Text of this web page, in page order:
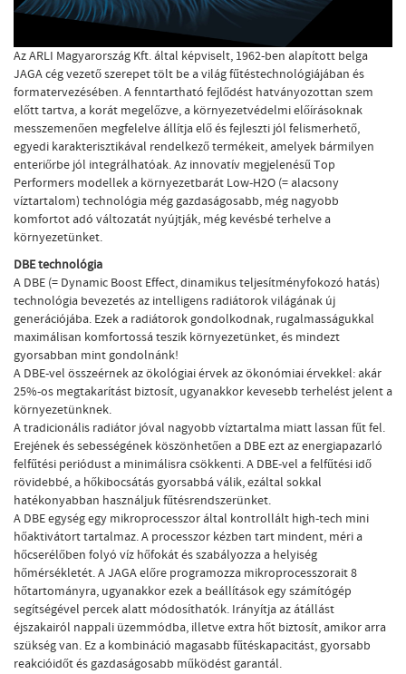
Az ARLI Magyarország Kft. által képviselt, 1962-ben alapított belga
JAGA cég vezető szerepet tölt be a világ fűtéstechnológiájában és
formatervezésében. A fenntartható fejlődést hatványozottan szem
előtt tartva, a korát megelőzve, a környezetvédelmi előírásoknak
messzemenően megfelelve állítja elő és fejleszti jól felismerhető,
egyedi karakterisztikával rendelkező termékeit, amelyek bármilyen
enteriőrbe jól integrálhatóak. Az innovatív megjelenésű Top
Performers modellek a környezetbarát Low-H2O (= alacsony
víztartalom) technológia még gazdaságosabb, még nagyobb
komfortot adó változatát nyújtják, még kevésbé terhelve a
környezetünket.
DBE technológia
A DBE (= Dynamic Boost Effect, dinamikus teljesítményfokozó hatás)
technológia bevezetés az intelligens radiátorok világának új
generációjába. Ezek a radiátorok gondolkodnak, rugalmasságukkal
maximálisan komfortossá teszik környezetünket, és mindezt
gyorsabban mint gondolnánk!
A DBE-vel összeérnek az ökológiai érvek az ökonómiai érvekkel: akár
25%-os megtakarítást biztosít, ugyanakkor kevesebb terhelést jelent a
környezetünknek.
A tradicionális radiátor jóval nagyobb víztartalma miatt lassan fűt fel.
Erejének és sebességének köszönhetően a DBE ezt az energiapazarló
felfűtési periódust a minimálisra csökkenti. A DBE-vel a felfűtési idő
rövidebbé, a hőkibocsátás gyorsabbá válik, ezáltal sokkal
hatékonyabban használjuk fűtésrendszerünket.
A DBE egység egy mikroprocesszor által kontrollált high-tech mini
hőaktivátort tartalmaz. A processzor kézben tart mindent, méri a
hőcserélőben folyó víz hőfokát és szabályozza a helyiség
hőmérsékletét. A JAGA előre programozza mikroprocesszorait 8
hőtartományra, ugyanakkor ezek a beállítások egy számítógép
segítségével percek alatt módosíthatók. Irányítja az átállást
éjszakairól nappali üzemmódba, illetve extra hőt biztosít, amikor arra
szükség van. Ez a kombináció magasabb fűtéskapacitást, gyorsabb
reakcióidőt és gazdaságosabb működést garantál.